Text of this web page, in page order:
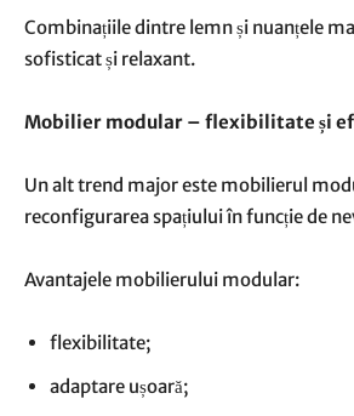
Combinațiile dintre lemn și nuanțele
sofisticat și relaxant.
Mobilier modular – flexibilitate și
Un alt trend major este mobilierul
reconfigurarea spațiului în funcție de
Avantajele mobilierului modular:
flexibilitate;
adaptare ușoară;